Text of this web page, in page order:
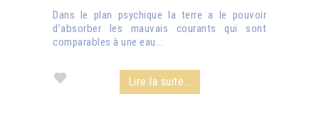
Dans le plan psychique la terre a le pouvoir
d’absorber les mauvais courants qui sont
comparables à une eau...
Lire la suite...